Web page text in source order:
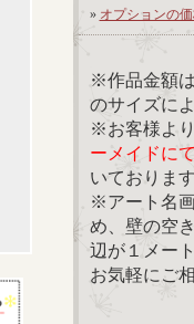
» オプションの
※作品金額
のサイズに
※お客様よ
ーメイドに
いておりま
※アート名
め、壁の空
辺が１メー
お気軽にご